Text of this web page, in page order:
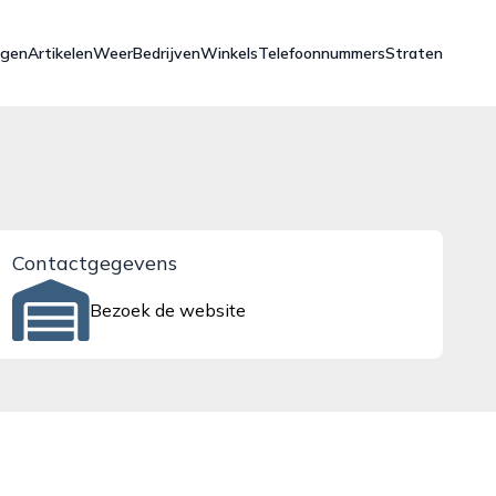
ArtikelenWeerBedrijvenWinkelsTelefoonnummersStraten
Contactgegevens
Bezoek de website